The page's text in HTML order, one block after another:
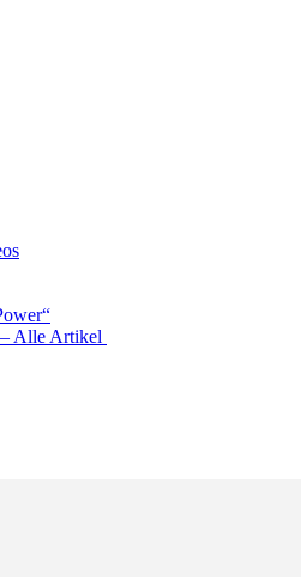
Alle Artikel